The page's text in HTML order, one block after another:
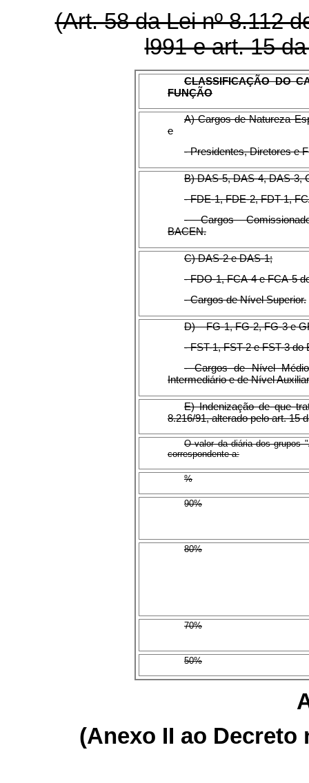
(Art. 58 da Lei nº 8.112
l991 e art. 15
CLASSIFICAÇÃO DO
FUNÇÃO
A) Cargos de Natureza
e
- Presidentes, Diretores e
B) DAS-5, DAS-4, DAS-3,
- FDE-1, FDE-2, FDT-1,
- Cargos
BACEN.
C) DAS-2 e DAS-1;
- FDO-1, FCA-4 e FCA-5
- Cargos de Nível Superior.
D) – FG-1, FG-2, FG-3 e
- FST-1, FST-2 e FST-3 do
- Cargos de Nível
Intermediário e de Nível
E) Indenização de que
8.216/91, alterado pelo art. 15
O valor da diária dos grupos
correspondente a:
%
90%
80%
70%
50%
(Anexo II ao Decreto